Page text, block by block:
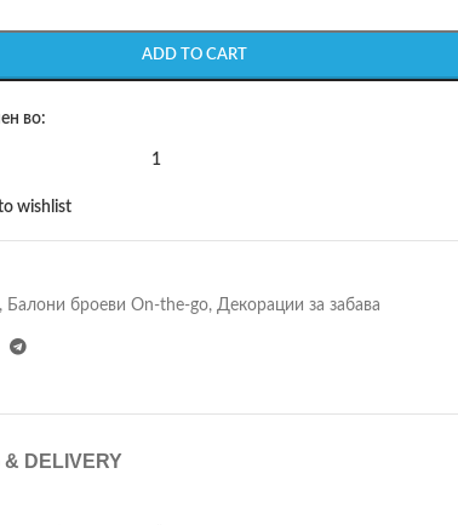
ADD TO CART
во:
1
wishlist
Балони броеви On-the-go, Декорации за забава
& DELIVERY